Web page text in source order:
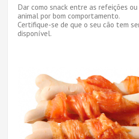
Dar como snack entre as refeições
animal por bom comportamento.
Certifique-se de que o seu cão tem
disponível.